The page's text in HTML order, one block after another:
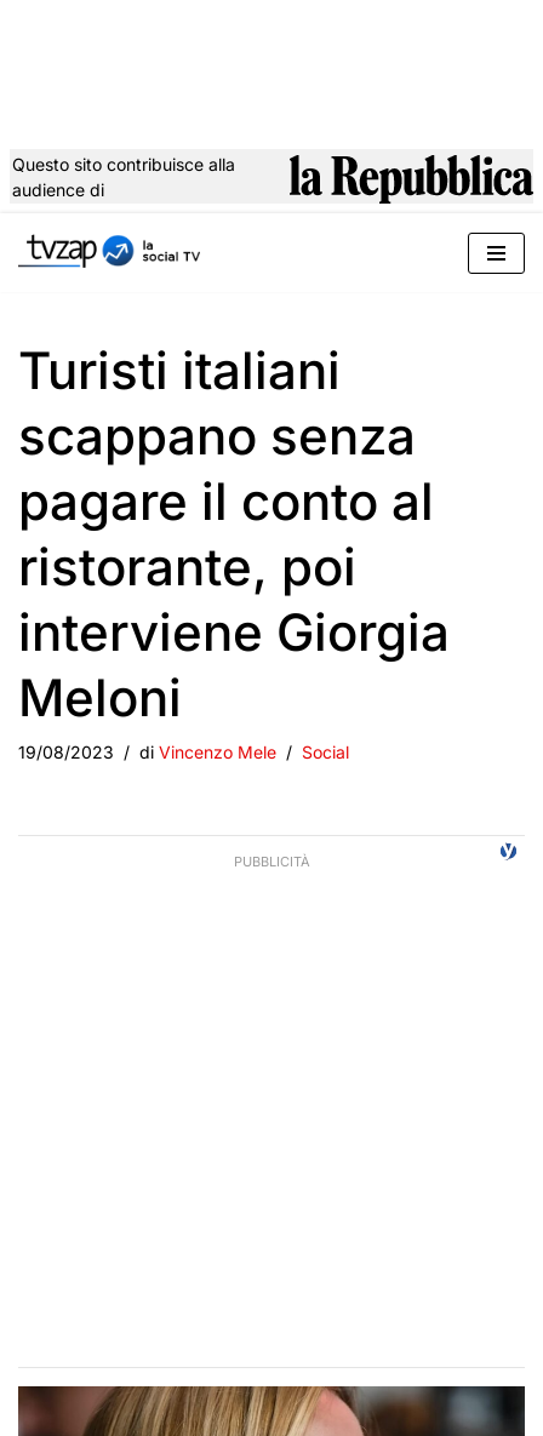
al
Questo sito contribuisce alla
audience di
Turisti italiani
scappano senza
pagare il conto al
ristorante, poi
interviene Giorgia
Meloni
19/08/2023 di Vincenzo Mele Social